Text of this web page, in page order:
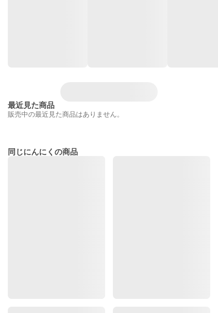
最近見た商品
販売中の最近見た商品はありません。
同じにんにくの商品